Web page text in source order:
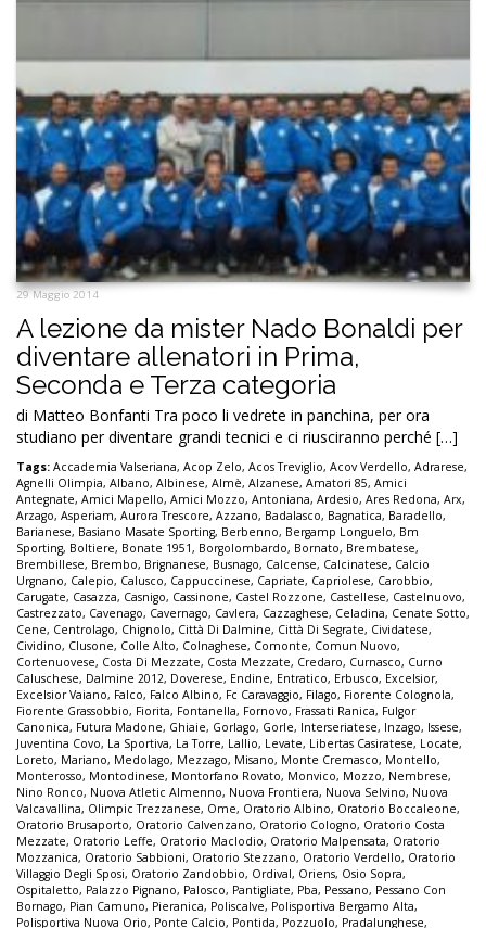
29 Maggio 2014
A lezione da mister Nado Bonaldi per
diventare allenatori in Prima,
Seconda e Terza categoria
di Matteo Bonfanti Tra poco li vedrete in panchina, per ora
studiano per diventare grandi tecnici e ci riusciranno perché […]
Tags: Accademia Valseriana, Acop Zelo, Acos Treviglio, Acov Verdello, Adrarese,
Agnelli Olimpia, Albano, Albinese, Almè, Alzanese, Amatori 85, Amici
Antegnate, Amici Mapello, Amici Mozzo, Antoniana, Ardesio, Ares Redona, Arx,
Arzago, Asperiam, Aurora Trescore, Azzano, Badalasco, Bagnatica, Baradello,
Barianese, Basiano Masate Sporting, Berbenno, Bergamp Longuelo, Bm
Sporting, Boltiere, Bonate 1951, Borgolombardo, Bornato, Brembatese,
Brembillese, Brembo, Brignanese, Busnago, Calcense, Calcinatese, Calcio
Urgnano, Calepio, Calusco, Cappuccinese, Capriate, Capriolese, Carobbio,
Carugate, Casazza, Casnigo, Cassinone, Castel Rozzone, Castellese, Castelnuovo,
Castrezzato, Cavenago, Cavernago, Cavlera, Cazzaghese, Celadina, Cenate Sotto,
Cene, Centrolago, Chignolo, Città Di Dalmine, Città Di Segrate, Cividatese,
Cividino, Clusone, Colle Alto, Colnaghese, Comonte, Comun Nuovo,
Cortenuovese, Costa Di Mezzate, Costa Mezzate, Credaro, Curnasco, Curno
Caluschese, Dalmine 2012, Doverese, Endine, Entratico, Erbusco, Excelsior,
Excelsior Vaiano, Falco, Falco Albino, Fc Caravaggio, Filago, Fiorente Colognola,
Fiorente Grassobbio, Fiorita, Fontanella, Fornovo, Frassati Ranica, Fulgor
Canonica, Futura Madone, Ghiaie, Gorlago, Gorle, Interseriatese, Inzago, Issese,
Juventina Covo, La Sportiva, La Torre, Lallio, Levate, Libertas Casiratese, Locate,
Loreto, Mariano, Medolago, Mezzago, Misano, Monte Cremasco, Montello,
Monterosso, Montodinese, Montorfano Rovato, Monvico, Mozzo, Nembrese,
Nino Ronco, Nuova Atletic Almenno, Nuova Frontiera, Nuova Selvino, Nuova
Valcavallina, Olimpic Trezzanese, Ome, Oratorio Albino, Oratorio Boccaleone,
Oratorio Brusaporto, Oratorio Calvenzano, Oratorio Cologno, Oratorio Costa
Mezzate, Oratorio Leffe, Oratorio Maclodio, Oratorio Malpensata, Oratorio
Mozzanica, Oratorio Sabbioni, Oratorio Stezzano, Oratorio Verdello, Oratorio
Villaggio Degli Sposi, Oratorio Zandobbio, Ordival, Oriens, Osio Sopra,
Ospitaletto, Palazzo Pignano, Palosco, Pantigliate, Pba, Pessano, Pessano Con
Bornago, Pian Camuno, Pieranica, Poliscalve, Polisportiva Bergamo Alta,
Polisportiva Nuova Orio, Ponte Calcio, Pontida, Pozzuolo, Pradalunghese,